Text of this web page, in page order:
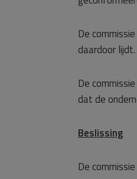
De
daardoor
De
dat de
Beslissing
De